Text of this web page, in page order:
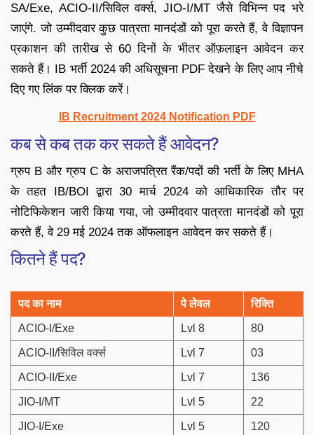
SA/Exe, ACIO-II/सिविल वर्क्स, JIO-I/MT जैसे विभिन्न पद भरे
जाएंगे. जो उम्मीदवार कुछ पात्रता मानदंडों को पूरा करते हैं, वे विज्ञापन
प्रकाशन की तारीख से 60 दिनों के भीतर ऑफ़लाइन आवेदन कर
सकते हैं। IB भर्ती 2024 की अधिसूचना PDF देखने के लिए आप नीचे
दिए गए लिंक पर क्लिक करें।
IB Recruitment 2024 Notification PDF
कब से कब तक कर सकते हैं आवेदन?
ग्रुप B और ग्रुप C के अराजपत्रित रैंक/पदों की भर्ती के लिए MHA
के तहत IB/BOI द्वारा 30 मार्च 2024 को आधिकारिक तौर पर
नोटिफिकेशन जारी किया गया, जो उम्मीदवार पात्रता मानदंडों को पूरा
करते हैं, वे 29 मई 2024 तक ऑफलाइन आवेदन कर सकते हैं।
कितने हैं पद?
पद का नाम पे लेवल रिक्ति
ACIO-I/Exe Lvl 8 80
ACIO-II/सिविल वर्क्स Lvl 7 03
ACIO-II/Exe Lvl 7 136
JIO-I/MT Lvl 5 22
JIO-I/Exe Lvl 5 120